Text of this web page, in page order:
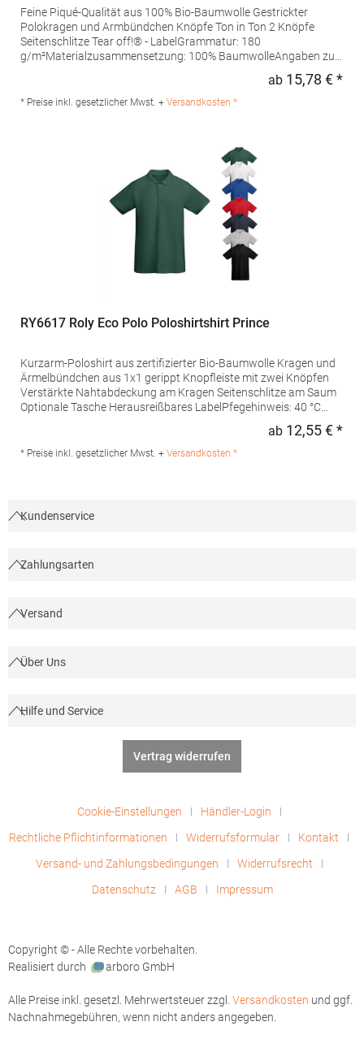
Feine Piqué-Qualität aus 100% Bio-Baumwolle Gestrickter
Polokragen und Armbündchen Knöpfe Ton in Ton 2 Knöpfe
Seitenschlitze Tear off!® - LabelGrammatur: 180
g/m²Materialzusammensetzung: 100% BaumwolleAngaben zur
GmbH Vor dem Weißen Stein 25-31 72461 Albstadt Deutschland
E-Mail: info@daiber.de
ab 15,78 € *
* Preise inkl. gesetzlicher Mwst. + Versandkosten *
RY6617 Roly Eco Polo Poloshirtshirt Prince
Kurzarm-Poloshirt aus zertifizierter Bio-Baumwolle Kragen und
Ärmelbündchen aus 1x1 gerippt Knopfleiste mit zwei Knöpfen
Verstärkte Nahtabdeckung am Kragen Seitenschlitze am Saum
Optionale Tasche Herausreißbares LabelPfegehinweis: 40 °C
g/m²Materialzusammensetzung: 100% Baumwolle (Heather
Grey: 85% Baumwolle / 15% Viskose)Angaben zur
ab 12,55 € *
* Preise inkl. gesetzlicher Mwst. + Versandkosten *
Kundenservice
Zahlungsarten
Versand
Über Uns
Hilfe und Service
Vertrag widerrufen
Cookie-Einstellungen
Händler-Login
Rechtliche Pflichtinformationen
Widerrufsformular
Kontakt
Versand- und Zahlungsbedingungen
Widerrufsrecht
Datenschutz
AGB Impressum
Copyright © - Alle Rechte vorbehalten.
Realisiert durch
arboro GmbH
Alle Preise inkl. gesetzl. Mehrwertsteuer zzgl. Versandkosten und ggf.
Nachnahmegebühren, wenn nicht anders angegeben.